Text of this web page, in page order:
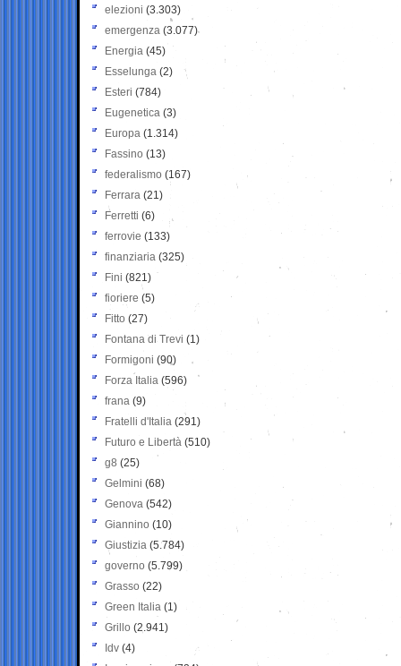
elezioni (3.303)
emergenza (3.077)
Energia (45)
Esselunga (2)
Esteri (784)
Eugenetica (3)
Europa (1.314)
Fassino (13)
federalismo (167)
Ferrara (21)
Ferretti (6)
ferrovie (133)
finanziaria (325)
Fini (821)
fioriere (5)
Fitto (27)
Fontana di Trevi (1)
Formigoni (90)
Forza Italia (596)
frana (9)
Fratelli d'Italia (291)
Futuro e Libertà (510)
g8 (25)
Gelmini (68)
Genova (542)
Giannino (10)
Giustizia (5.784)
governo (5.799)
Grasso (22)
Green Italia (1)
Grillo (2.941)
Idv (4)